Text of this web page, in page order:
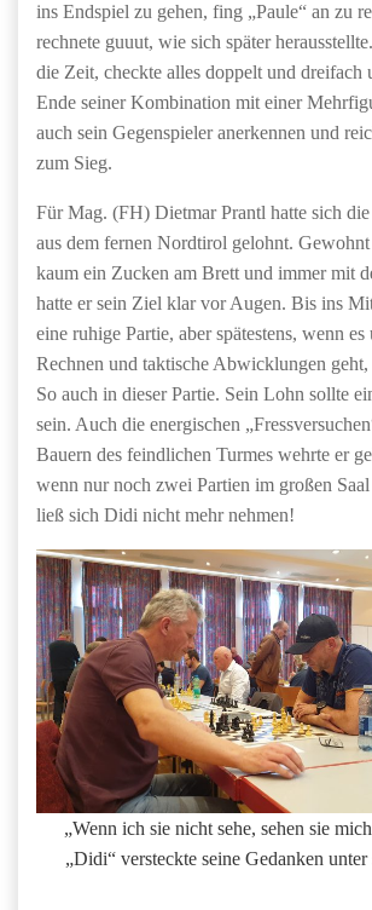
ins Endspiel zu gehen, fing „Paule“ an zu
rechnete guuut, wie sich später
die Zeit, checkte alles doppelt und dreifach
Ende seiner Kombination mit einer
auch sein Gegenspieler anerkennen und
zum Sieg.
Für Mag. (FH) Dietmar Prantl hatte sich
aus dem fernen Nordtirol gelohnt.
kaum ein Zucken am Brett und immer mit
hatte er sein Ziel klar vor Augen. Bis ins
eine ruhige Partie, aber spätestens, wenn es
Rechnen und taktische Abwicklungen
So auch in dieser Partie. Sein Lohn sollte
sein. Auch die energischen
Bauern des feindlichen Turmes wehrte er
wenn nur noch zwei Partien im großen
ließ sich Didi nicht mehr nehmen!
„Wenn ich sie nicht sehe, sehen sie
„Didi“ versteckte seine Gedanken